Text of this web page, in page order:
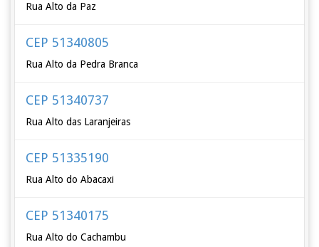
Rua Alto da Paz
CEP 51340805
Rua Alto da Pedra Branca
CEP 51340737
Rua Alto das Laranjeiras
CEP 51335190
Rua Alto do Abacaxi
CEP 51340175
Rua Alto do Cachambu